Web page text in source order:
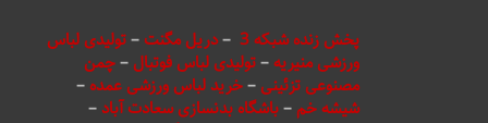
پخش زنده شبکه 3 –دریل مگنت–تولیدی لباس
ورزشی منیریه–تولیدی لباس فوتبال –چمن
مصنوعی تزئینی –خرید لباس ورزشی عمده–
شیشه خم–باشگاه بدنسازی سعادت آباد –